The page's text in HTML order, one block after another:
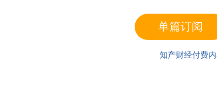
单篇订阅
知产财经付费